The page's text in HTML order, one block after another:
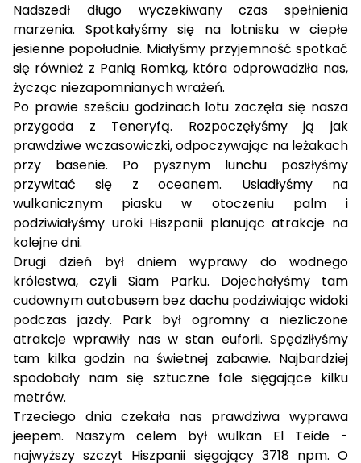
Nadszedł długo wyczekiwany czas spełnienia
marzenia. Spotkałyśmy się na lotnisku w ciepłe
jesienne popołudnie. Miałyśmy przyjemność spotkać
się również z Panią Romką, która odprowadziła nas,
życząc niezapomnianych wrażeń.
Po prawie sześciu godzinach lotu zaczęła się nasza
przygoda z Teneryfą. Rozpoczęłyśmy ją jak
prawdziwe wczasowiczki, odpoczywając na leżakach
przy basenie. Po pysznym lunchu poszłyśmy
przywitać się z oceanem. Usiadłyśmy na
wulkanicznym piasku w otoczeniu palm i
podziwiałyśmy uroki Hiszpanii planując atrakcje na
kolejne dni.
Drugi dzień był dniem wyprawy do wodnego
królestwa, czyli Siam Parku. Dojechałyśmy tam
cudownym autobusem bez dachu podziwiając widoki
podczas jazdy. Park był ogromny a niezliczone
atrakcje wprawiły nas w stan euforii. Spędziłyśmy
tam kilka godzin na świetnej zabawie. Najbardziej
spodobały nam się sztuczne fale sięgające kilku
metrów.
Trzeciego dnia czekała nas prawdziwa wyprawa
jeepem. Naszym celem był wulkan El Teide -
najwyższy szczyt Hiszpanii sięgający 3718 npm. O